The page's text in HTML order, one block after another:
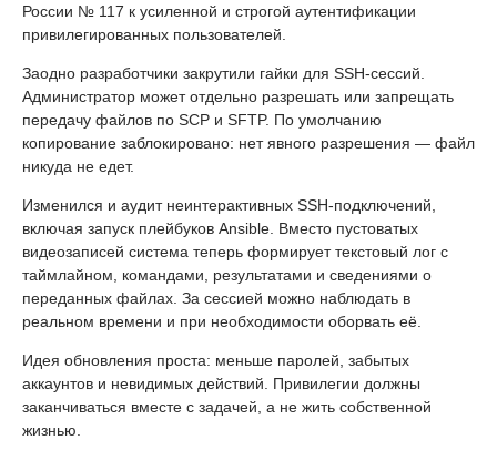
России № 117 к усиленной и строгой аутентификации
привилегированных пользователей.
Заодно разработчики закрутили гайки для SSH-сессий.
Администратор может отдельно разрешать или запрещать
передачу файлов по SCP и SFTP. По умолчанию
копирование заблокировано: нет явного разрешения — файл
никуда не едет.
Изменился и аудит неинтерактивных SSH-подключений,
включая запуск плейбуков Ansible. Вместо пустоватых
видеозаписей система теперь формирует текстовый лог с
таймлайном, командами, результатами и сведениями о
переданных файлах. За сессией можно наблюдать в
реальном времени и при необходимости оборвать её.
Идея обновления проста: меньше паролей, забытых
аккаунтов и невидимых действий. Привилегии должны
заканчиваться вместе с задачей, а не жить собственной
жизнью.